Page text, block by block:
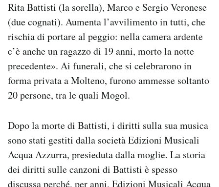
Rita Battisti (la sorella), Marco e Sergio Veronese
(due cognati). Aumenta l’avvilimento in tutti, che
rischia di portare al peggio: nella camera ardente
c’è anche un ragazzo di 19 anni, morto la notte
precedente». Ai funerali, che si celebrarono in
forma privata a Molteno, furono ammesse soltanto
20 persone, tra le quali Mogol.
Dopo la morte di Battisti, i diritti sulla sua musica
sono stati gestiti dalla società Edizioni Musicali
Acqua Azzurra, presieduta dalla moglie. La storia
dei diritti sulle canzoni di Battisti è spesso
discussa perché, per anni, Edizioni Musicali Acqua